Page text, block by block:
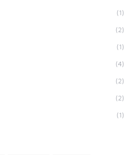
(1)
(2)
(1)
(4)
(2)
(2)
(1)